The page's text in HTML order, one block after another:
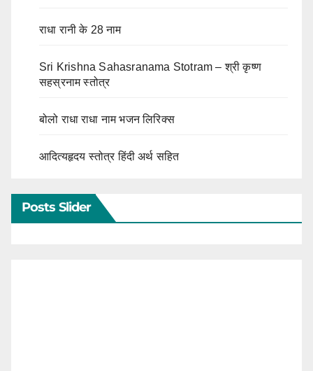
राधा रानी के 28 नाम
Sri Krishna Sahasranama Stotram – श्री कृष्ण
सहस्रनाम स्तोत्र
बोलो राधा राधा नाम भजन लिरिक्स
आदित्यहृदय स्तोत्र हिंदी अर्थ सहित
Posts Slider